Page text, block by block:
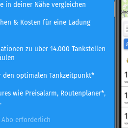
in deiner Nähe vergleichen
& Kosten für eine Ladung
zu über 14.000 Tankstellen
optimalen Tankzeitpunkt*
wie Preisalarm, Routenplaner*,
erforderlich